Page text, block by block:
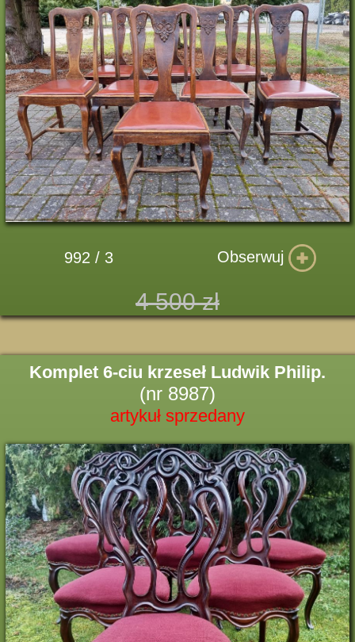
992 / 3 Obserwuj
4 500 zł
Komplet 6-ciu krzeseł Ludwik Philip.
(nr 8987)
artykuł sprzedany